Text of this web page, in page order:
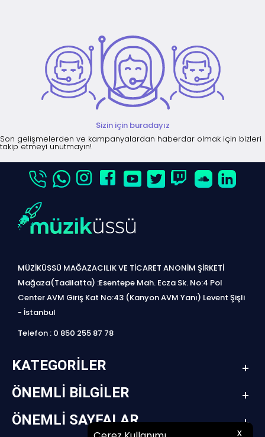
x
Sizin için buradayız
Son gelişmelerden ve kampanyalardan haberdar olmak için bizleri
takip etmeyi unutmayın!
MÜZİKÜSSÜ MAĞAZACILIK VE TİCARET ANONİM ŞİRKETİ
Mağaza(Tadilatta) :Esentepe Mah. Ecza Sk. No:4 Pol
Center AVM Giriş Kat No:43 (Kanyon AVM Yanı) Levent Şişli
- İstanbul
Telefon : 0 850 255 87 78
KATEGORILER
ÖNEMLI BILGILER
ÖNEMLI SAYFALAR